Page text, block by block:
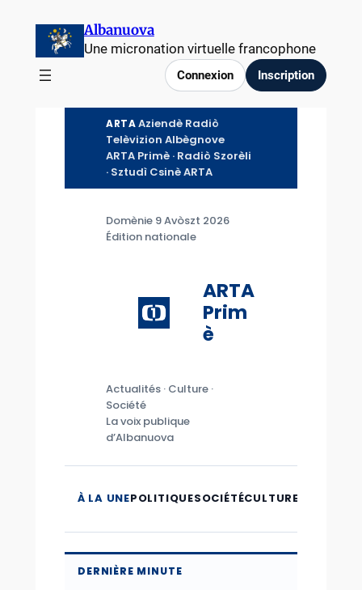
contenu
Albanuova
Une micronation virtuelle francophone
Connexion Inscription
ARTA Aziendè Radiò
Telèvizion Albègnove
ARTA Primè · Radiò Szorèli
· Sztudì Csinè ARTA
Domènie 9 Avòszt 2026
Édition nationale
ARTA
Prim
è
Actualités · Culture ·
Société
La voix publique
d’Albanuova
À LA UNEPOLITIQUESOCIÉTÉCULTURE
DERNIÈRE MINUTE